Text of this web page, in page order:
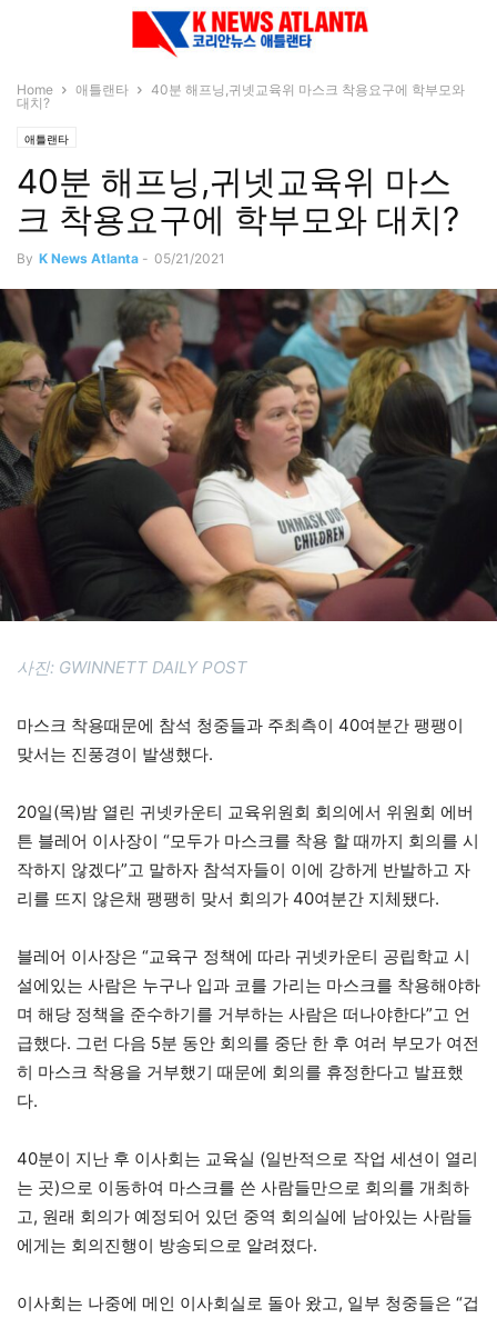
Home 애틀랜타
40분 해프닝,귀넷교육위 마스크 착용요구에 학부모와
대치?
애틀랜타
40분 해프닝,귀넷교육위 마스
크 착용요구에 학부모와 대치?
By K News Atlanta - 05/21/2021
사진: GWINNETT DAILY POST
마스크 착용때문에 참석 청중들과 주최측이 40여분간 팽팽이
맞서는 진풍경이 발생했다.
20일(목)밤 열린 귀넷카운티 교육위원회 회의에서 위원회 에버
튼 블레어 이사장이 “모두가 마스크를 착용 할 때까지 회의를 시
작하지 않겠다”고 말하자 참석자들이 이에 강하게 반발하고 자
리를 뜨지 않은채 팽팽히 맞서 회의가 40여분간 지체됐다.
블레어 이사장은 “교육구 정책에 따라 귀넷카운티 공립학교 시
설에있는 사람은 누구나 입과 코를 가리는 마스크를 착용해야하
며 해당 정책을 준수하기를 거부하는 사람은 떠나야한다”고 언
급했다. 그런 다음 5분 동안 회의를 중단 한 후 여러 부모가 여전
히 마스크 착용을 거부했기 때문에 회의를 휴정한다고 발표했
다.
40분이 지난 후 이사회는 교육실 (일반적으로 작업 세션이 열리
는 곳)으로 이동하여 마스크를 쓴 사람들만으로 회의를 개최하
고, 원래 회의가 예정되어 있던 중역 회의실에 남아있는 사람들
에게는 회의진행이 방송되으로 알려졌다.
이사회는 나중에 메인 이사회실로 돌아 왔고, 일부 청중들은 “겁